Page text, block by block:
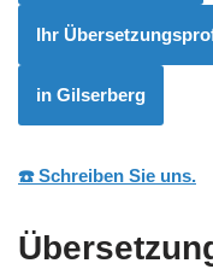
Ihr
in Gilserberg
☎️ Schreiben Sie uns.